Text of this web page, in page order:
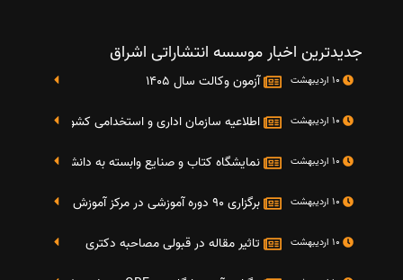
جدیدترین اخبار موسسه انتشاراتی اشراق
آزمون وکالت سال 1405
اطلاعیه سازمان اداری و استخدامی کشور در خصوص
نمایشگاه کتاب و صنایع وابسته به دانشگاه صنعتی شریف 4 الی 8 مهر
برگزاری 90 دوره آموزشی در مرکز آموزش فرهنگی دانشگاه علامه
تاثیر مقاله در قبولی مصاحبه دکتری